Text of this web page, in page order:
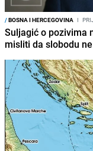
/BOSNA I HERCEGOVINA I
Suljagić o pozivima
misliti da slobodu